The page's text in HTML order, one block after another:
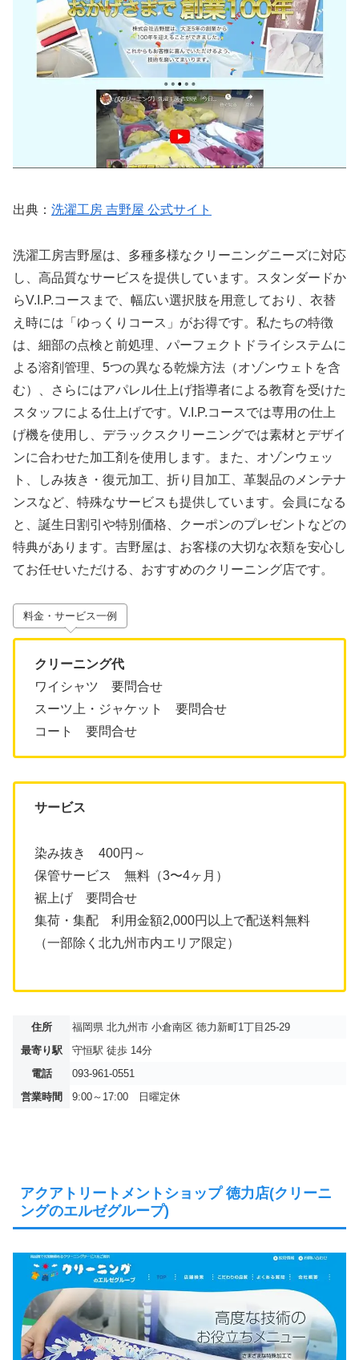
出典： 洗濯工房 吉野屋 公式サイト
洗濯工房吉野屋は、多種多様なクリーニングニーズに対応
し、高品質なサービスを提供しています。スタンダードか
らV.I.P.コースまで、幅広い選択肢を用意しており、衣替
え時には「ゆっくりコース」がお得です。私たちの特徴
は、細部の点検と前処理、パーフェクトドライシステムに
よる溶剤管理、5つの異なる乾燥方法（オゾンウェトを含
む）、さらにはアパレル仕上げ指導者による教育を受けた
スタッフによる仕上げです。V.I.P.コースでは専用の仕上
げ機を使用し、デラックスクリーニングでは素材とデザイ
ンに合わせた加工剤を使用します。また、オゾンウェッ
ト、しみ抜き・復元加工、折り目加工、革製品のメンテナ
ンスなど、特殊なサービスも提供しています。会員になる
と、誕生日割引や特別価格、クーポンのプレゼントなどの
特典があります。吉野屋は、お客様の大切な衣類を安心し
てお任せいただける、おすすめのクリーニング店です。
料金・サービス一例
クリーニング代
ワイシャツ 要問合せ
スーツ上・ジャケット 要問合せ
コート 要問合せ
サービス
染み抜き 400円～
保管サービス 無料（3〜4ヶ月）
裾上げ 要問合せ
集荷・集配 利用金額2,000円以上で配送料無料
（一部除く北九州市内エリア限定）
住所
福岡県 北九州市 小倉南区 徳力新町1丁目25-29
最寄り駅
守恒駅 徒歩 14分
電話
093-961-0551
営業時間
9:00～17:00 日曜定休
アクアトリートメントショップ 徳力店(クリーニ
ングのエルゼグループ)